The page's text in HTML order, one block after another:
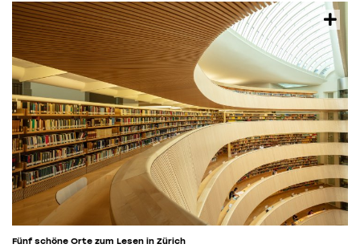
Fünf schöne Orte zum Lesen in Zürich